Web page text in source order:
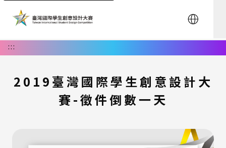
English
:::
2019臺灣國際學生創意設計大
賽-徵件倒數一天